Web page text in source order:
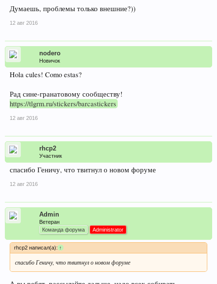
Думаешь, проблемы только внешние?))
12 авг 2016
nodero
Новичок
Hola cules! Como estas?
Рад сине-гранатовому сообществу!
https://tlgrm.ru/stickers/barcastickers
12 авг 2016
rhcp2
Участник
спасибо Геничу, что твитнул о новом форуме
12 авг 2016
Admin
Ветеран
Команда форума
Administrator
rhcp2 написал(а):↑
спасибо Геничу, что твитнул о новом форуме